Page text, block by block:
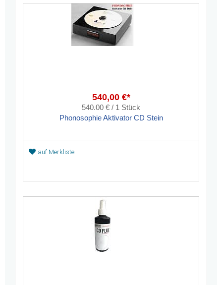
540,00 €*
540.00 € / 1 Stück
Phonosophie Aktivator CD Stein
auf Merkliste